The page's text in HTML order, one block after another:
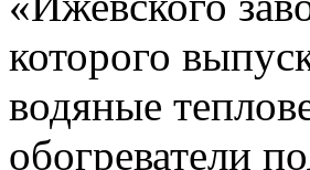
которого
водяные
обогреватели